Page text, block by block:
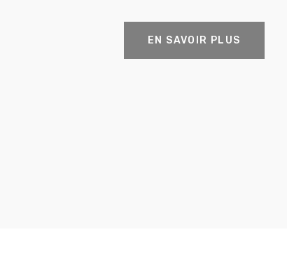
EN SAVOIR PLUS